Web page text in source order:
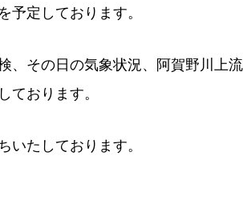
定しております。
、その日の気象状況、阿賀野川上
ております。
たしております。